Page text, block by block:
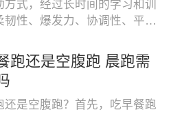
方式，经过长时间的学习和训
韧性、爆发力、协调性、平衡
跑还是空腹跑 晨跑需
还是空腹跑？首先，吃早餐跑